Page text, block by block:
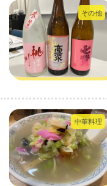
その他
中華料理